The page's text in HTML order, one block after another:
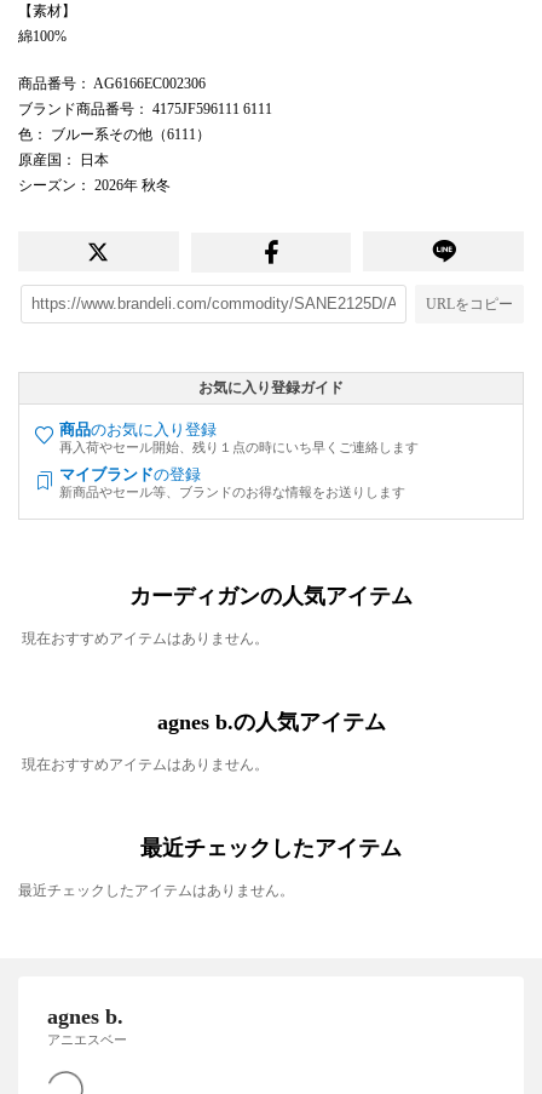
【素材】
綿100%
商品番号 ： AG6166EC002306
ブランド商品番号 ： 4175JF596111 6111
色 ： ブルー系その他（6111）
原産国 ： 日本
シーズン ： 2026年 秋冬
URLをコピー
お気に入り登録ガイド
商品のお気に入り登録
再入荷やセール開始、残り１点の時にいち早くご連絡します
マイブランドの登録
新商品やセール等、ブランドのお得な情報をお送りします
カーディガンの人気アイテム
現在おすすめアイテムはありません。
agnes b.の人気アイテム
現在おすすめアイテムはありません。
最近チェックしたアイテム
最近チェックしたアイテムはありません。
agnes b.
アニエスベー